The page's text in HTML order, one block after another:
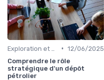
• 12/06/2025
Comprendre le rôle
stratégique d'un dépôt
pétrolier